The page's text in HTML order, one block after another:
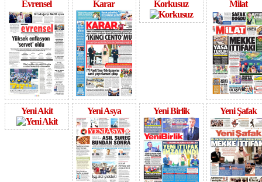
Evrensel Karar Korkusuz Milat
Yeni Akit Yeni Asya Yeni Birlik Yeni Şafak